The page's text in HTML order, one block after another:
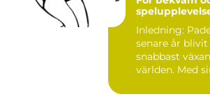
Inledning:
senare år blivit
snabbast
världen. Med